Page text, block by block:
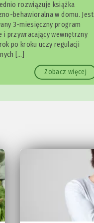
rozwiązuje książka
behawioralna w domu. Jest
3-miesięczny program
i przywracający wewnętrzny
po kroku uczy regulacji
[…]
Zobacz więcej
Joga szczęki